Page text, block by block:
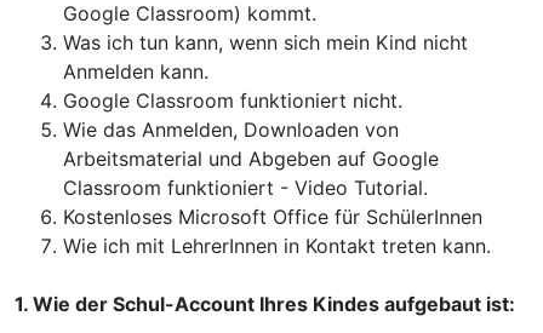
Google Classroom) kommt.
Was ich tun kann, wenn sich mein Kind nicht
Anmelden kann.
Google Classroom funktioniert nicht.
Wie das Anmelden, Downloaden von
Arbeitsmaterial und Abgeben auf Google
Classroom funktioniert - Video Tutorial.
Kostenloses Microsoft Office für SchülerInnen
Wie ich mit LehrerInnen in Kontakt treten kann.
1. Wie der Schul-Account Ihres Kindes aufgebaut ist: